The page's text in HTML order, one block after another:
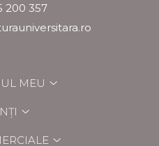
200 357
MEU